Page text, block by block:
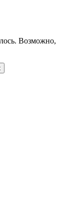
Возможно,